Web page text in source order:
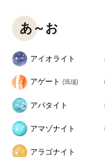
あ～お
アイオライト
アゲート (瑪瑙)
アパタイト
アマゾナイト
アラゴナイト